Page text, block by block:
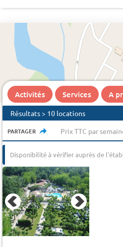
Activités Services A
Résultats > 10 locations
PARTAGER Prix TTC par
Disponibilité à vérifier auprès de